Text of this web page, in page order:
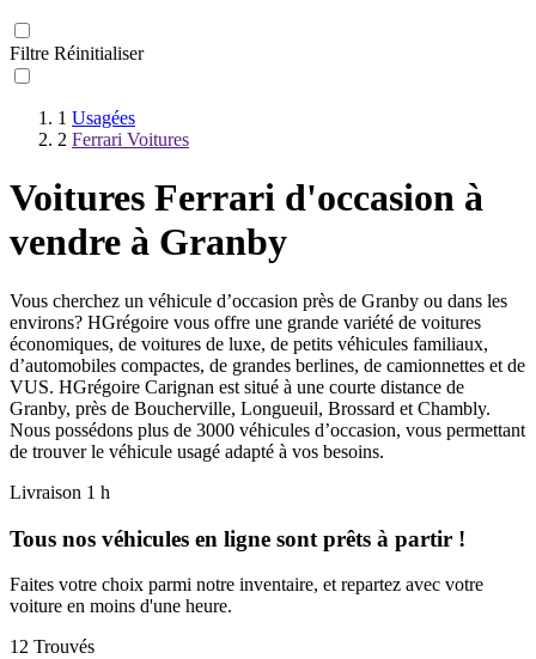
Filtre Réinitialiser
1 Usagées
2 Ferrari Voitures
Voitures Ferrari d'occasion à
vendre à Granby
Vous cherchez un véhicule d’occasion près de Granby ou dans les
environs? HGrégoire vous offre une grande variété de voitures
économiques, de voitures de luxe, de petits véhicules familiaux,
d’automobiles compactes, de grandes berlines, de camionnettes et de
VUS. HGrégoire Carignan est situé à une courte distance de
Granby, près de Boucherville, Longueuil, Brossard et Chambly.
Nous possédons plus de 3000 véhicules d’occasion, vous permettant
de trouver le véhicule usagé adapté à vos besoins.
Livraison 1 h
Tous nos véhicules en ligne sont prêts à partir !
Faites votre choix parmi notre inventaire, et repartez avec votre
voiture en moins d'une heure.
12 Trouvés